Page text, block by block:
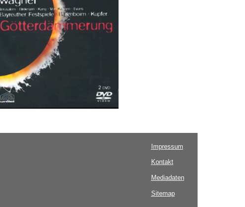
Impressum
Kontakt
Mediadaten
Sitemap